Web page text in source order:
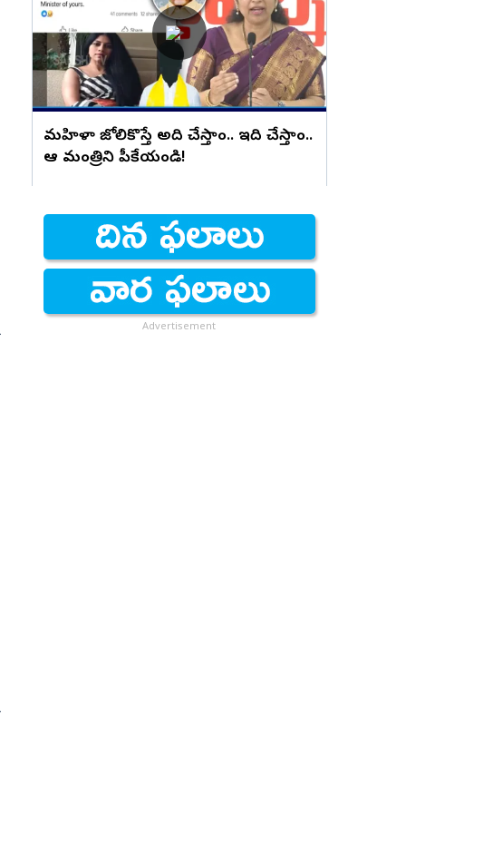
మహిళా జోలికొస్తే అది చేస్తాం.. ఇది చేస్తాం..
ఆ మంత్రిని పీకేయండి!
Advertisement